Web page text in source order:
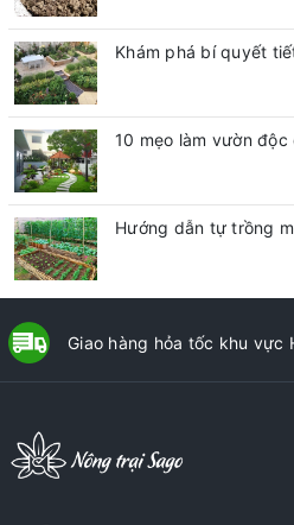
Khám phá bí quyết
10 mẹo làm vườn
Hướng dẫn tự trồng
Giao hàng hỏa tốc khu vực